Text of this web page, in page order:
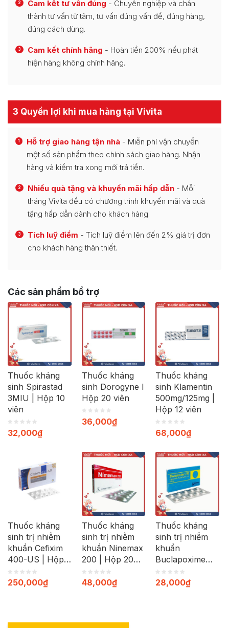
2 Cam kết tư vấn đúng - Chuyên nghiệp và chân
thành tư vấn từ tâm, tư vấn đúng vấn đề, đúng hàng,
đúng cách dùng.
3 Cam kết chính hãng - Hoàn tiền 200% nếu phát
hiện hàng không chính hãng.
3 Quyền lợi khi mua hàng tại Vivita
1 Hỗ trợ giao hàng tận nhà - Miễn phí vận chuyển
một số sản phẩm theo chính sách giao hàng. Nhận
hàng và kiểm tra xong mới trả tiền.
2 Nhiều quà tặng và khuyến mãi hấp dẫn - Mỗi
tháng Vivita đều có chương trình khuyến mãi và quà
tặng hấp dẫn dành cho khách hàng.
3 Tích luỹ điểm - Tích luỹ điểm lên đến 2% giá trị đơn
cho khách hàng thân thiết.
Các sản phẩm bổ trợ
Thuốc kháng
sinh Spirastad
3MIU | Hộp 10
viên
32,000₫
Thuốc kháng
sinh Dorogyne l
Hộp 20 viên
36,000₫
Thuốc kháng
sinh Klamentin
500mg/125mg |
Hộp 12 viên
68,000₫
Thuốc kháng
sinh trị nhiễm
khuẩn Cefixim
400-US | Hộp
30 viên
250,000₫
Thuốc kháng
sinh trị nhiễm
khuẩn Ninemax
200 | Hộp 20
viên
48,000₫
Thuốc kháng
sinh trị nhiễm
khuẩn
Buclapoxime
100 mg | Hộp
10 viên
28,000₫